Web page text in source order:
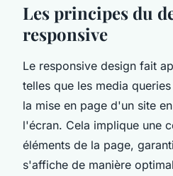
Les principes du
responsive
Le responsive design fait
telles que les media
la mise en page d'un site
l'écran. Cela implique une
éléments de la page,
s'affiche de manière